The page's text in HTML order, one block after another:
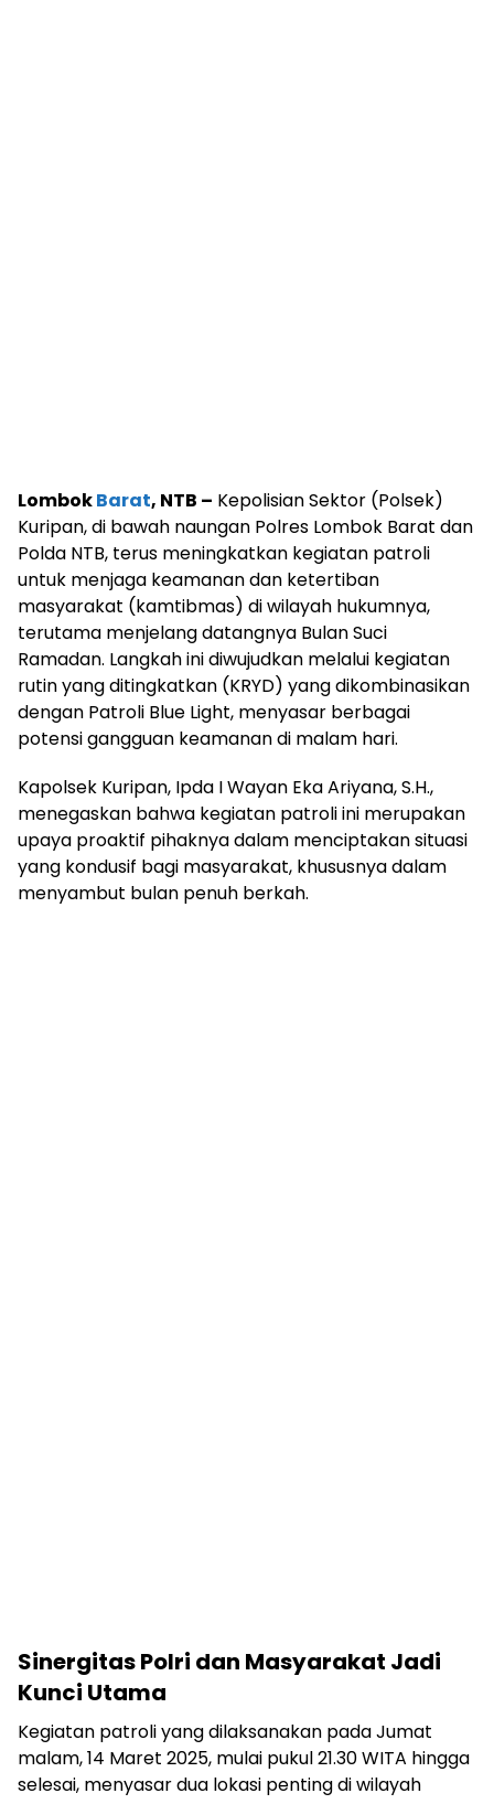
LombokBarat, NTB – Kepolisian Sektor (Polsek)
Kuripan, di bawah naungan Polres Lombok Barat dan
Polda NTB, terus meningkatkan kegiatan patroli
untuk menjaga keamanan dan ketertiban
masyarakat (kamtibmas) di wilayah hukumnya,
terutama menjelang datangnya Bulan Suci
Ramadan. Langkah ini diwujudkan melalui kegiatan
rutin yang ditingkatkan (KRYD) yang dikombinasikan
dengan Patroli Blue Light, menyasar berbagai
potensi gangguan keamanan di malam hari.
Kapolsek Kuripan, Ipda I Wayan Eka Ariyana, S.H.,
menegaskan bahwa kegiatan patroli ini merupakan
upaya proaktif pihaknya dalam menciptakan situasi
yang kondusif bagi masyarakat, khususnya dalam
menyambut bulan penuh berkah.
Sinergitas Polri dan Masyarakat Jadi
Kunci Utama
Kegiatan patroli yang dilaksanakan pada Jumat
malam, 14 Maret 2025, mulai pukul 21.30 WITA hingga
selesai, menyasar dua lokasi penting di wilayah